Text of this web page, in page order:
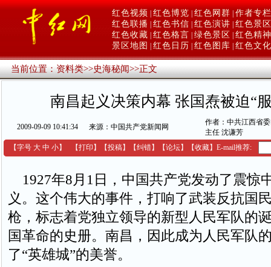
红色视频 红色博览 红色网群 作者专栏
红色联播 红色书信 红色演讲 红色景区
红色收藏 红色格言 绿色景区
红色精神
景区地图
红色日历 红色图库 红色文化
当前位置：资料类>>史海秘闻>>正文
南昌起义决策内幕 张国焘被迫“
2009-09-09 10:41:34 来源：中国共产党新闻网
作者：中共江西省
主任 沈谦芳
【字号 大 中 小】 【打印 】 【投稿】 【纠错】 【论坛】 【收藏】 E-mail推荐:
1927年8月1日，中国共产党发动了震惊
义。这个伟大的事件，打响了武装反抗国
枪，标志着党独立领导的新型人民军队的
国革命的史册。南昌，因此成为人民军队
了“英雄城”的美誉。